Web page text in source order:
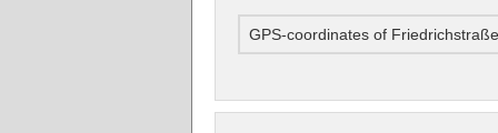
GPS-coordinates of